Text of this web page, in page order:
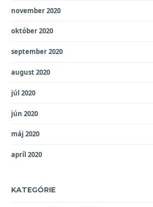
november 2020
október 2020
september 2020
august 2020
júl 2020
jún 2020
máj 2020
apríl 2020
KATEGÓRIE